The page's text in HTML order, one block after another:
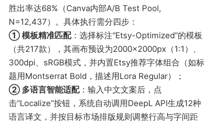
胜出率达68%（Canva内部A/B Test Pool,
N=12,437）。具体执行需分四步：
① 模板精准匹配：选择标注“Etsy-Optimized”的模板
（共217款），其画布预设为2000×2000px（1:1）、
300dpi、sRGB模式，并内置Etsy推荐字体组合（如标
题用Montserrat Bold，描述用Lora Regular）；
② 多语言智能适配：输入中文文案后，点
击“Localize”按钮，系统自动调用DeepL API生成12种
语言译文，并按目标市场排版规则调整行高与字间距